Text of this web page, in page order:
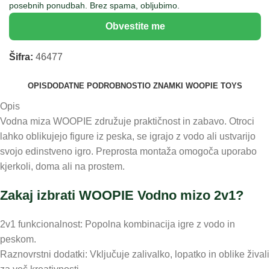
posebnih ponudbah. Brez spama, obljubimo.
Obvestite me
Šifra: 46477
OPIS DODATNE PODROBNOSTI O ZNAMKI WOOPIE TOYS
Opis
Vodna miza WOOPIE združuje praktičnost in zabavo. Otroci
lahko oblikujejo figure iz peska, se igrajo z vodo ali ustvarijo
svojo edinstveno igro. Preprosta montaža omogoča uporabo
kjerkoli, doma ali na prostem.
Zakaj izbrati WOOPIE Vodno mizo 2v1?
2v1 funkcionalnost: Popolna kombinacija igre z vodo in
peskom.
Raznovrstni dodatki: Vključuje zalivalko, lopatko in oblike živali